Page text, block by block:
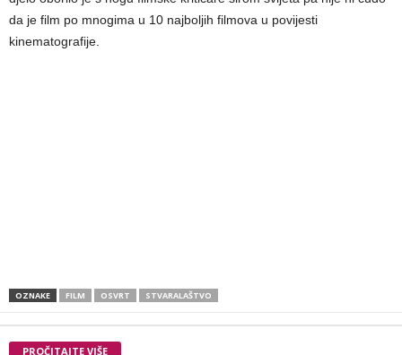
da je film po mnogima u 10 najboljih filmova u povijesti
kinematografije.
OZNAKE FILM OSVRT STVARALAŠTVO
PROČITAJTE VIŠE